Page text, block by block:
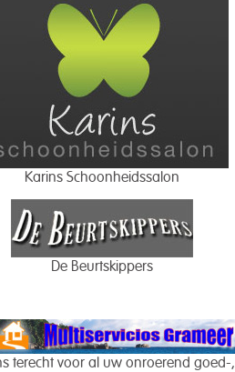
Karins Schoonheidssalon
De Beurtskippers
terecht voor al uw onroerend goed-,